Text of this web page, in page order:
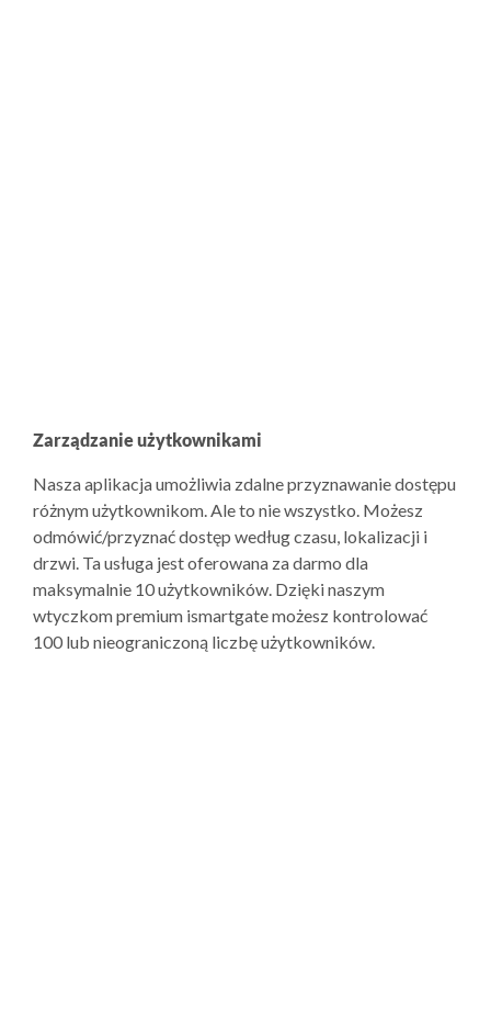
Zarządzanie użytkownikami
Nasza aplikacja umożliwia zdalne przyznawanie dostępu
różnym użytkownikom. Ale to nie wszystko. Możesz
odmówić/przyznać dostęp według czasu, lokalizacji i
drzwi. Ta usługa jest oferowana za darmo dla
maksymalnie 10 użytkowników. Dzięki naszym
wtyczkom premium ismartgate możesz kontrolować
100 lub nieograniczoną liczbę użytkowników.